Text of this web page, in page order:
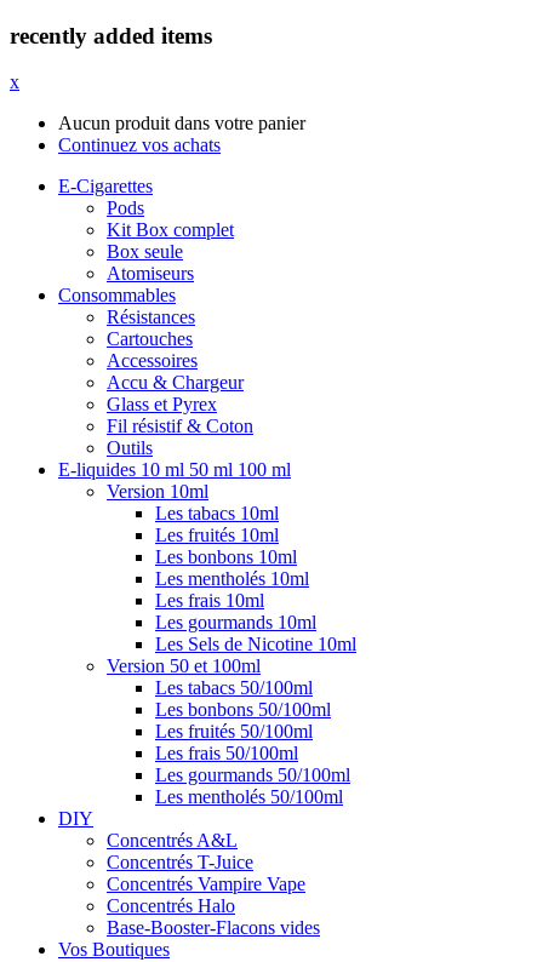
recently added items
x
Aucun produit dans votre panier
Continuez vos achats
E-Cigarettes
Pods
Kit Box complet
Box seule
Atomiseurs
Consommables
Résistances
Cartouches
Accessoires
Accu & Chargeur
Glass et Pyrex
Fil résistif & Coton
Outils
E-liquides 10 ml 50 ml 100 ml
Version 10ml
Les tabacs 10ml
Les fruités 10ml
Les bonbons 10ml
Les mentholés 10ml
Les frais 10ml
Les gourmands 10ml
Les Sels de Nicotine 10ml
Version 50 et 100ml
Les tabacs 50/100ml
Les bonbons 50/100ml
Les fruités 50/100ml
Les frais 50/100ml
Les gourmands 50/100ml
Les mentholés 50/100ml
DIY
Concentrés A&L
Concentrés T-Juice
Concentrés Vampire Vape
Concentrés Halo
Base-Booster-Flacons vides
Vos Boutiques